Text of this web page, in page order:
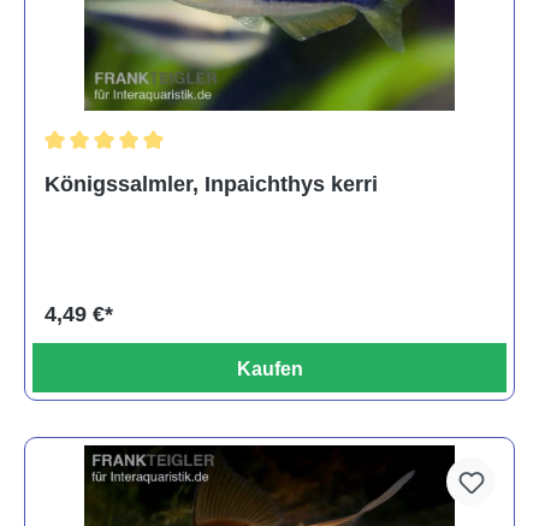
Königssalmler, Inpaichthys kerri
4,49 €*
Kaufen